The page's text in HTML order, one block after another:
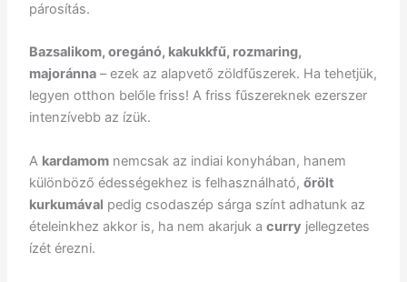
párosítás.
Bazsalikom, oregánó, kakukkfű, rozmaring,
majoránna – ezek az alapvető zöldfűszerek. Ha tehetjük,
legyen otthon belőle friss! A friss fűszereknek ezerszer
intenzívebb az ízük.
A kardamom nemcsak az indiai konyhában, hanem
különböző édességekhez is felhasználható,őrölt
kurkumával pedig csodaszép sárga színt adhatunk az
ételeinkhez akkor is, ha nem akarjuk acurry jellegzetes
ízét érezni.